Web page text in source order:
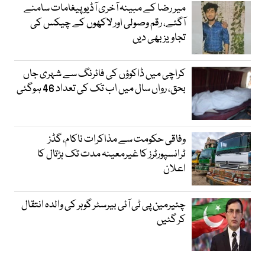
میر رضا کے مبینہ آخری آڈیو پیغامات سامنے
آگئے، رقم وصولی اور لاکھوں کے چیکس کی
تجاویز بھی دیں
کراچی میں ڈاکوؤں کی فائرنگ سے شہری جاں
بحق، رواں سال میں اب تک کی تعداد 46 ہوگئی
وفاقی حکومت سے مذاکرات ناکام، گڈز
ٹرانسپورٹرز کا غیرمعینہ مدت تک ہڑتال کا
اعلان
چئیرمین پی ٹی آئی بیرسٹر گوہر کی والدہ انتقال
کر گئیں